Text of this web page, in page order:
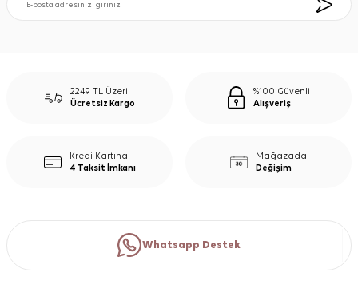
2249 TL Üzeri
Ücretsiz Kargo
%100 Güvenli
Alışveriş
Kredi Kartına
4 Taksit İmkanı
Mağazada
Değişim
Whatsapp Destek